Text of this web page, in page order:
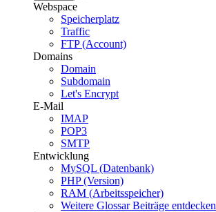
Webspace
Speicherplatz
Traffic
FTP (Account)
Domains
Domain
Subdomain
Let's Encrypt
E-Mail
IMAP
POP3
SMTP
Entwicklung
MySQL (Datenbank)
PHP (Version)
RAM (Arbeitsspeicher)
Weitere Glossar Beiträge entdecken